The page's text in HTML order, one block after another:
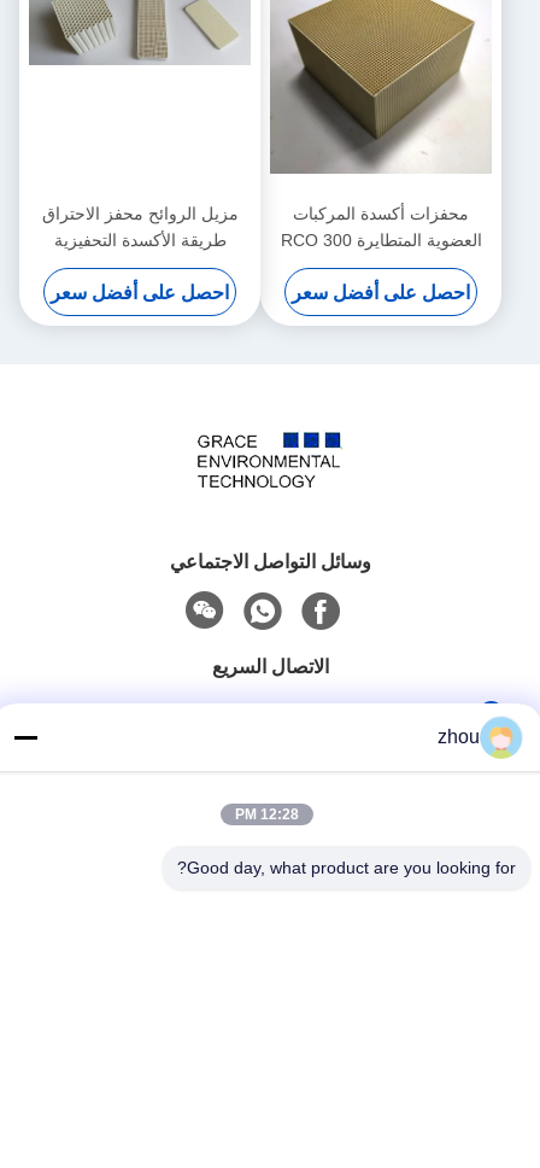
محفزات أكسدة المركبات
العضوية المتطايرة RCO 300
Cpsi تزيل نفايات الصناعة
احصل على أفضل سعر
مزيل الروائح محفز الاحتراق
طريقة الأكسدة التحفيزية
احصل على أفضل سعر
وسائل التواصل الاجتماعي
الاتصال السريع
عنوان
zhou
12:28 PM
Good day, what product are you looking for?